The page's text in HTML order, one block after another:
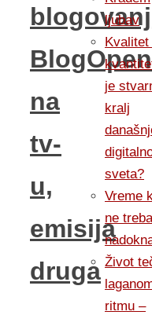
na
tv-
u,
emisija
druga
ljubav
Kvalitet
je
kralj
sveta?
Vreme
ne treba
Život
ritmu –